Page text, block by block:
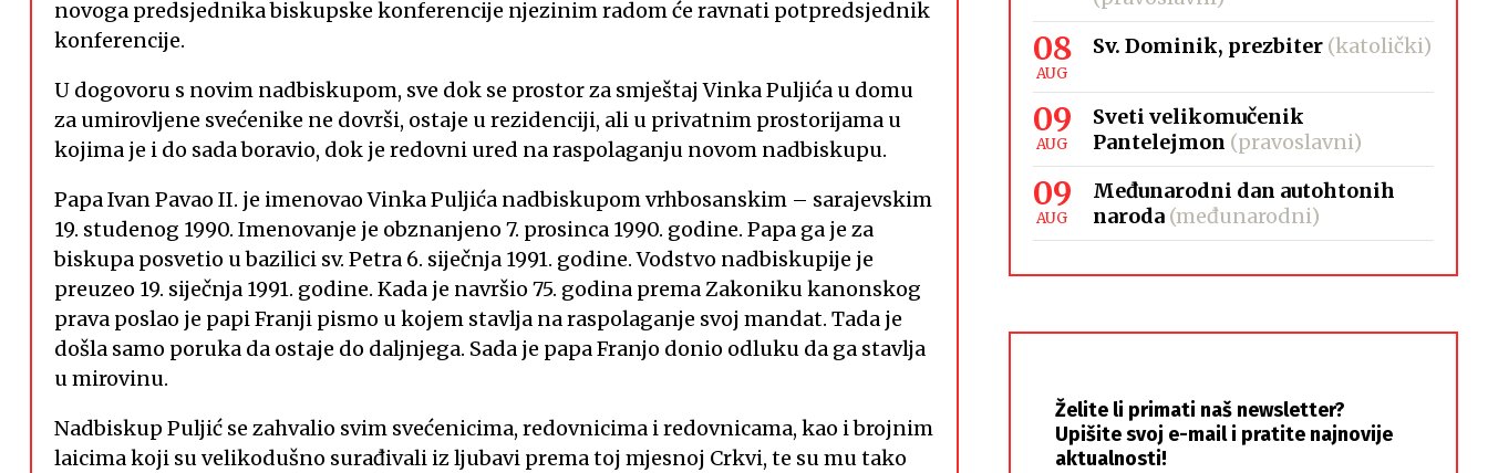
novoga predsjednika biskupske konferencije njezinim radom će ravnati potpredsjednik
konferencije.
U dogovoru s novim nadbiskupom, sve dok se prostor za smještaj Vinka Puljića u domu
za umirovljene svećenike ne dovrši, ostaje u rezidenciji, ali u privatnim prostorijama u
kojima je i do sada boravio, dok je redovni ured na raspolaganju novom nadbiskupu.
Papa Ivan Pavao II. je imenovao Vinka Puljića nadbiskupom vrhbosanskim – sarajevskim
19. studenog 1990. Imenovanje je obznanjeno 7. prosinca 1990. godine. Papa ga je za
biskupa posvetio u bazilici sv. Petra 6. siječnja 1991. godine. Vodstvo nadbiskupije je
preuzeo 19. siječnja 1991. godine. Kada je navršio 75. godina prema Zakoniku kanonskog
prava poslao je papi Franji pismo u kojem stavlja na raspolaganje svoj mandat. Tada je
došla samo poruka da ostaje do daljnjega. Sada je papa Franjo donio odluku da ga stavlja
u mirovinu.
Nadbiskup Puljić se zahvalio svim svećenicima, redovnicima i redovnicama, kao i brojnim
laicima koji su velikodušno surađivali iz ljubavi prema toj mjesnoj Crkvi, te su mu tako
08
AUG
Sv. Dominik, prezbiter (katolički)
09
AUG
Sveti velikomučenik
Pantelejmon (pravoslavni)
09
AUG
Međunarodni dan autohtonih
naroda (međunarodni)
Želite li primati naš newsletter?
Upišite svoj e-mail i pratite najnovije
aktualnosti!